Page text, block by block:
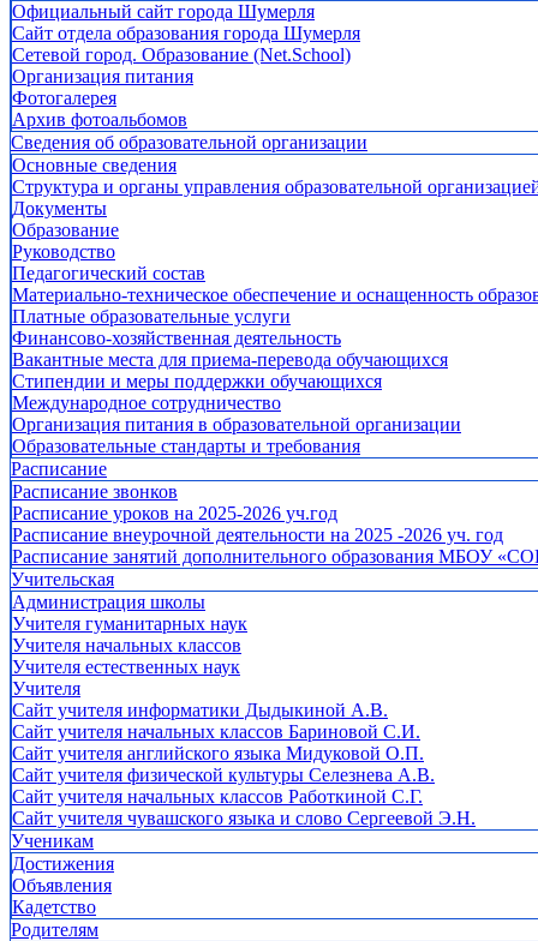
Официальный сайт города Шумерля
Сайт отдела образования города Шумерля
Сетевой город. Образование (Net.School)
Организация питания
Фотогалерея
Архив фотоальбомов
Сведения об образовательной организации
Основные сведения
Структура и органы управления образовательной
Документы
Образование
Руководство
Педагогический состав
Материально-техническое обеспечение и оснащенность
Платные образовательные услуги
Финансово-хозяйственная деятельность
Вакантные места для приема-перевода обучающихся
Стипендии и меры поддержки обучающихся
Международное сотрудничество
Организация питания в образовательной организации
Образовательные стандарты и требования
Расписание
Расписание звонков
Расписание уроков на 2025-2026 уч.год
Расписание внеурочной деятельности на 2025 -2026 уч. год
Расписание занятий дополнительного образования МБОУ
Учительская
Администрация школы
Учителя гуманитарных наук
Учителя начальных классов
Учителя естественных наук
Учителя
Cайт учителя информатики Дыдыкиной А.В.
Сайт учителя начальных классов Бариновой С.И.
Сайт учителя английского языка Мидуковой О.П.
Сайт учителя физической культуры Селезнева А.В.
Сайт учителя начальных классов Работкиной С.Г.
Сайт учителя чувашского языка и слово Сергеевой Э.Н.
Ученикам
Достижения
Объявления
Кадетство
Родителям